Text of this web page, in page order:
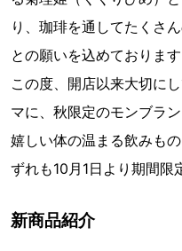
り、珈琲を通してたくさ
との願いを込めております
この度、開店以来大切に
マに、秋限定のモンブラ
嬉しい体の温まる飲みも
ずれも10月1日より期間限
新商品紹介